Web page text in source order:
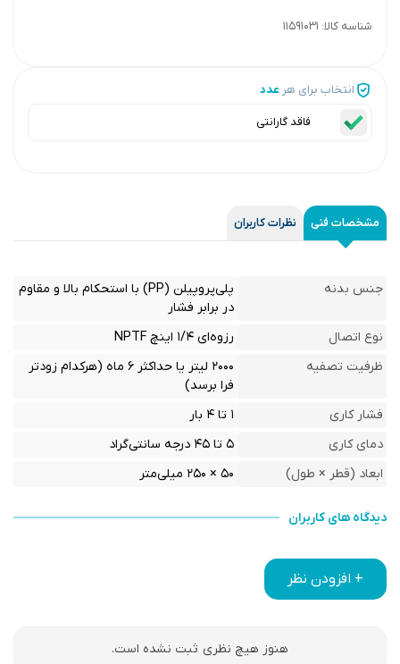
شناسه کالا: 11591031
انتخاب برای هر عدد
فاقد گارانتی
مشخصات فنی نظرات کاربران
جنس بدنه
پلی‌پروپیلن (PP) با استحکام بالا و مقاوم
در برابر فشار
نوع اتصال
رزوه‌ای ۱/۴ اینچ NPTF
ظرفیت تصفیه
۲۰۰۰ لیتر یا حداکثر ۶ ماه (هرکدام زودتر
فرا برسد)
فشار کاری
۱ تا ۴ بار
دمای کاری
۵ تا ۴۵ درجه سانتی‌گراد
ابعاد (قطر × طول)
۵۰ × ۲۵۰ میلی‌متر
دیدگاه های کاربران
+ افزودن نظر
هنوز هیچ نظری ثبت نشده است.